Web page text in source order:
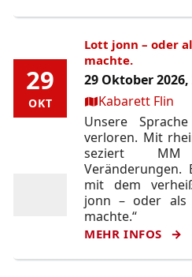
29
OKT
29
OKT
Lott jonn – oder
machte.
29 Oktober
Ort:Kabarett Flin
Unsere
verloren. Mit
seziert MM
Veränderungen.
mit dem
jonn – oder als
machte.“
MEHR INFOS